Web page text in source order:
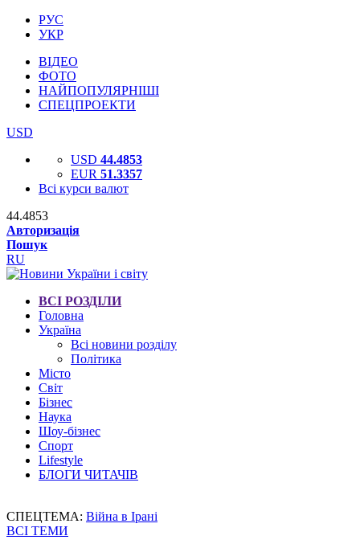
РУС
УКР
ВІДЕО
ФОТО
НАЙПОПУЛЯРНІШІ
СПЕЦПРОЕКТИ
USD
USD 44.4853
EUR 51.3357
Всі курси валют
44.4853
Авторизація
Пошук
RU
ВСІ РОЗДІЛИ
Головна
Україна
Всі новини розділу
Політика
Місто
Світ
Бізнес
Наука
Шоу-бізнес
Спорт
Lifestyle
БЛОГИ ЧИТАЧІВ
СПЕЦТЕМА: Війна в Ірані
ВСІ ТЕМИ